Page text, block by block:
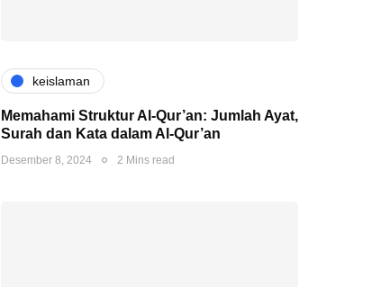
keislaman
Memahami Struktur Al-Qur’an: Jumlah Ayat,
Surah dan Kata dalam Al-Qur’an
Desember 8, 2024 2 Mins read